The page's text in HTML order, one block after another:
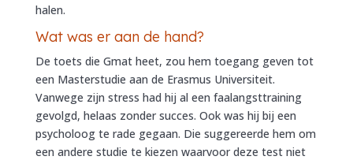
halen.
Wat was er aan de hand?
De toets die Gmat heet, zou hem toegang geven tot
een Masterstudie aan de Erasmus Universiteit.
Vanwege zijn stress had hij al een faalangsttraining
gevolgd, helaas zonder succes. Ook was hij bij een
psycholoog te rade gegaan. Die suggereerde hem om
een andere studie te kiezen waarvoor deze test niet